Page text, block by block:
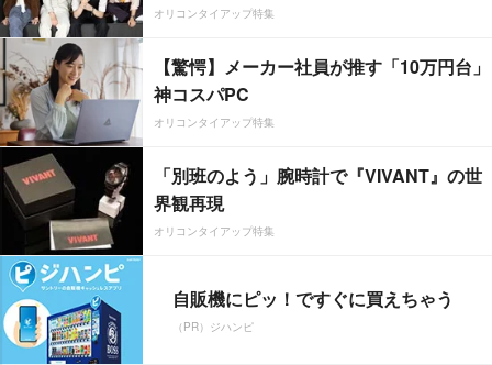
オリコンタイアップ特集
【驚愕】メーカー社員が推す「10万円台」
神コスパPC
オリコンタイアップ特集
「別班のよう」腕時計で『VIVANT』の世
界観再現
オリコンタイアップ特集
自販機にピッ！ですぐに買えちゃう
（PR）ジハンピ